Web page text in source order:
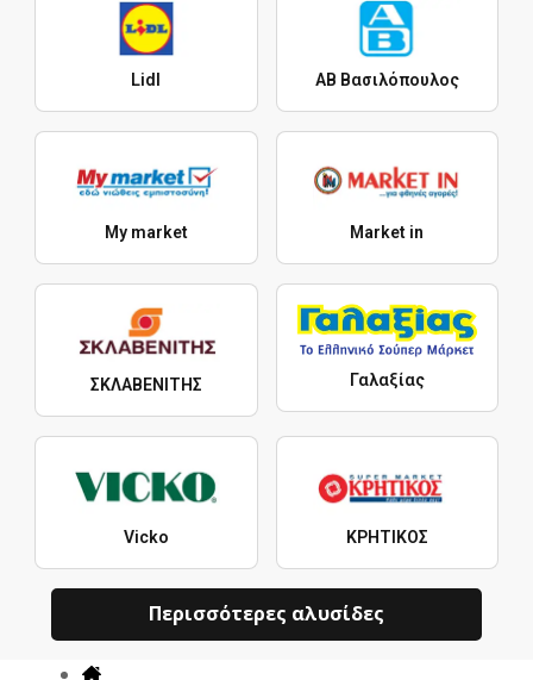
Lidl ΑΒ Βασιλόπουλος
My market Market in
ΣΚΛΑΒΕΝΙΤΗΣ Γαλαξίας
Vicko ΚΡΗΤΙΚΟΣ
Περισσότερες αλυσίδες